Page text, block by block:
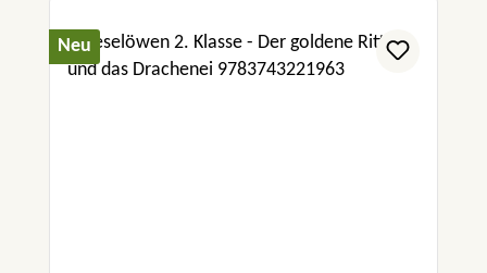
Neu